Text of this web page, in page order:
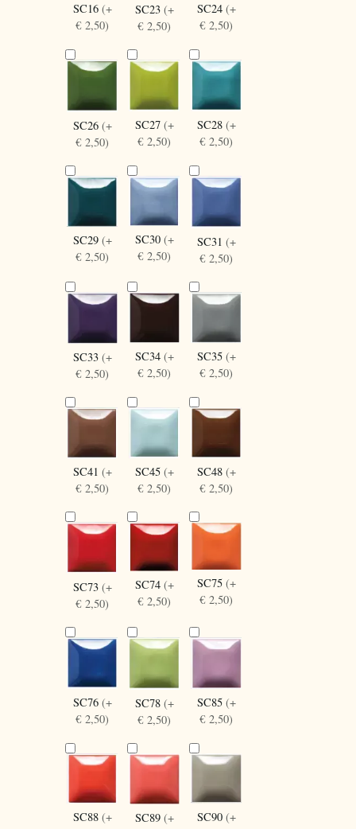
SC16 (+
€ 2,50)
SC23 (+
€ 2,50)
SC24 (+
€ 2,50)
SC26 (+
€ 2,50)
SC27 (+
€ 2,50)
SC28 (+
€ 2,50)
SC29 (+
€ 2,50)
SC30 (+
€ 2,50)
SC31 (+
€ 2,50)
SC33 (+
€ 2,50)
SC34 (+
€ 2,50)
SC35 (+
€ 2,50)
SC41 (+
€ 2,50)
SC45 (+
€ 2,50)
SC48 (+
€ 2,50)
SC73 (+
€ 2,50)
SC74 (+
€ 2,50)
SC75 (+
€ 2,50)
SC76 (+
€ 2,50)
SC78 (+
€ 2,50)
SC85 (+
€ 2,50)
SC88 (+
SC89 (+
SC90 (+